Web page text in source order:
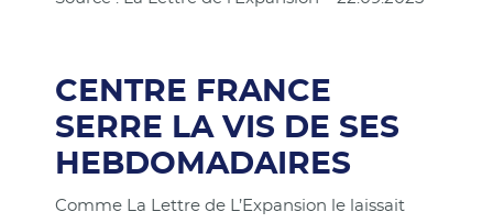
CENTRE FRANCE
SERRE LA VIS DE SES
HEBDOMADAIRES
Comme La Lettre de L’Expansion le laissait